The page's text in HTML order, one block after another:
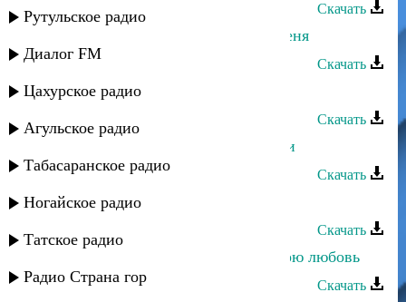
Рутульское радио
Диалог FM
Цахурское радио
Агульское радио
Табасаранское радио
Ногайское радио
Татское радио
Радио Страна гор
Скачать
Эльмира Аминова - Не покидай меня
Скачать
Эльмира Аминова - Жду тебя
Скачать
Зарема Магомедова - Жажда любви
Скачать
Эльмира Аминова - Я иду
Скачать
Эльмира Аминова - Не забывай мою любовь
Скачать